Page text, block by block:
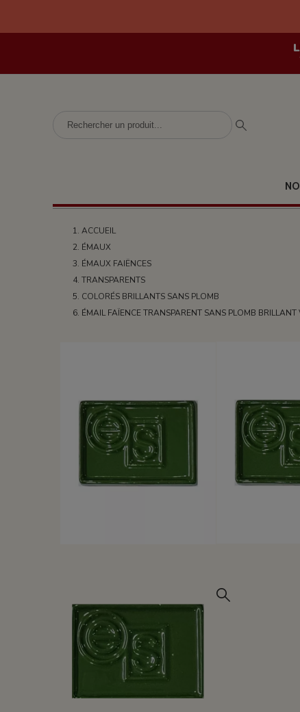
ACCUEIL
ÉMAUX
ÉMAUX FAIËNCES
TRANSPARENTS
COLORÉS BRILLANTS SANS PLOMB
ÉMAIL FAÏENCE TRANSPARENT SANS PLOMB